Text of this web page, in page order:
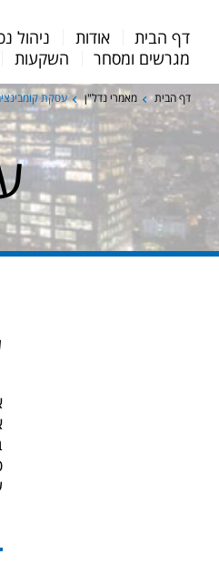
Menu
Bar
דף הבית אודות ניהול
מגרשים ומסחר
השקעות
דף הבית מאמרי נדל"ן עסקת